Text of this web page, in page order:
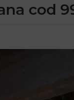
cod